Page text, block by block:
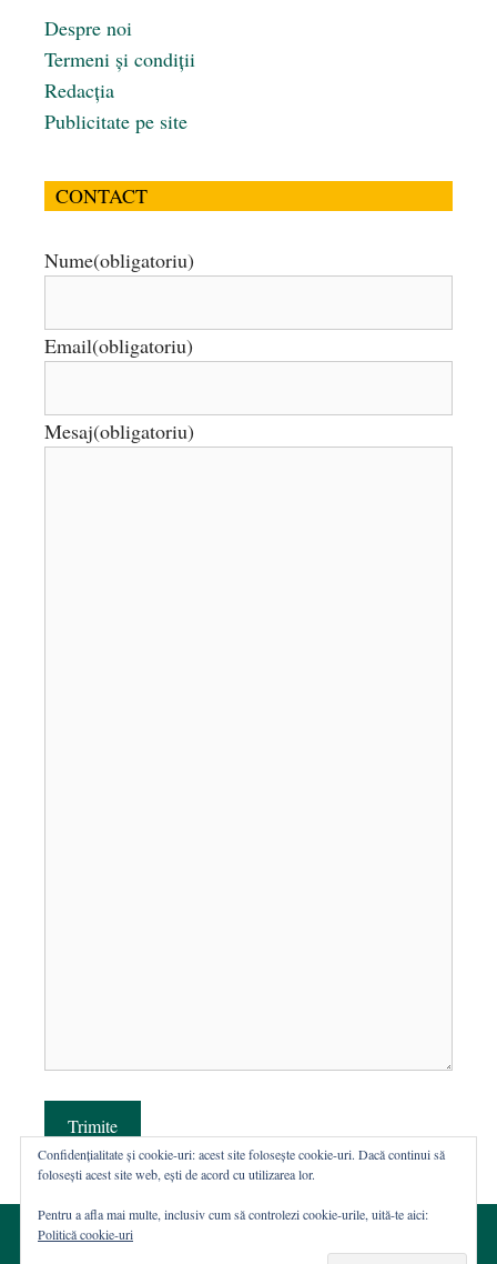
Despre noi
Termeni și condiții
Redacția
Publicitate pe site
CONTACT
Nume(obligatoriu)
Email(obligatoriu)
Mesaj(obligatoriu)
Trimite
Confidențialitate și cookie-uri: acest site folosește cookie-uri. Dacă continui să
folosești acest site web, ești de acord cu utilizarea lor.
Pentru a afla mai multe, inclusiv cum să controlezi cookie-urile, uită-te aici:
Politică cookie-uri